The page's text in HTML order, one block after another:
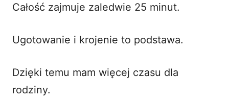
Całość zajmuje zaledwie 25 minut.
Ugotowanie i krojenie to podstawa.
Dzięki temu mam więcej czasu dla
rodziny.